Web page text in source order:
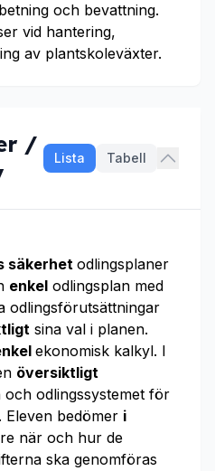
och bevattning.
vid hantering,
av plantskoleväxter.
/
Lista Tabell
säkerhetodlingsplaner
enkel odlingsplan med
odlingsförutsättningar
sina val i planen.
ekonomisk kalkyl. I
översiktligt
odlingssystemet för
Eleven bedömer i
när och hur de
ska genomföras